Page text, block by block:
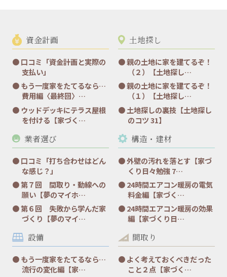
資金計画
口コミ「資金計画と実際の
支払い」
もう一度家をたてるなら…
費用編〈最終回〉…
ウッドデッキにテラス屋根
を付ける【家づく…
土地探し
親の土地に家を建てるぞ！
（２）【土地探し…
親の土地に家を建てるぞ！
（１）【土地探し…
土地探しの裏技【土地探し
のコツ 31】
業者選び
口コミ「打ち合わせはどん
な感じ？」
第７回 間取り・動線への
願い【夢のマイホ…
第６回 失敗から学んだ家
づくり【夢のマイ…
構造・建材
外壁の汚れを落とす【家づ
くり日々勉強 7…
24時間エアコン暖房の電気
料金編【家づく…
24時間エアコン暖房の効果
編【家づくり日…
設備
もう一度家をたてるなら…
流行の変化編【家…
間取り
よく考えておくべきだった
こと２点【家づく…